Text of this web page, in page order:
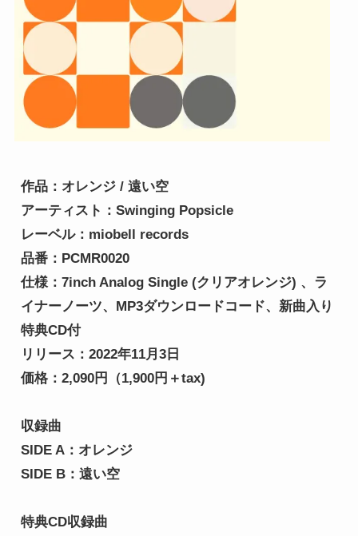
作品：オレンジ / 遠い空
アーティスト：Swinging Popsicle
レーベル：miobell records
品番：PCMR0020
仕様：7inch Analog Single (クリアオレンジ) 、ラ
イナーノーツ、MP3ダウンロードコード、新曲入り
特典CD付
リリース：2022年11月3日
価格：2,090円（1,900円＋tax)
収録曲
SIDE A：オレンジ
SIDE B：遠い空
特典CD収録曲